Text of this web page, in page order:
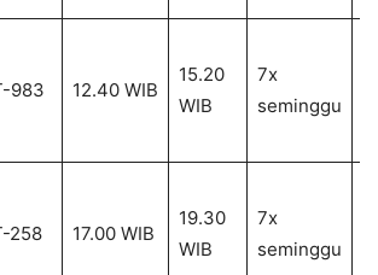
983 12.40 WIB
15.20
WIB
7x
seminggu
258 17.00 WIB
19.30
WIB
7x
seminggu